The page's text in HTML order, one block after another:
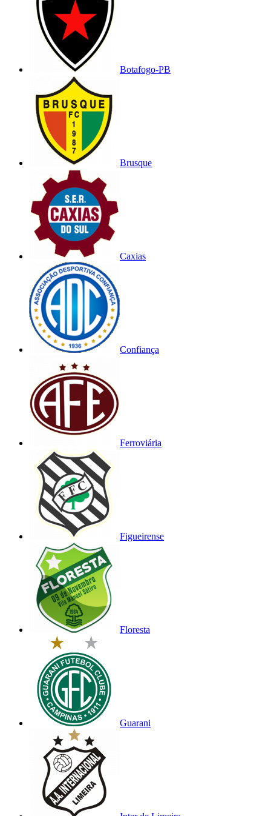
Botafogo-PB
Brusque
Caxias
Confiança
Ferroviária
Figueirense
Floresta
Guarani